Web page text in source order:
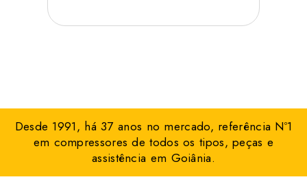
Desde 1991, há 37 anos no mercado, referência Nº1
em compressores de todos os tipos, peças e
assistência em Goiânia.